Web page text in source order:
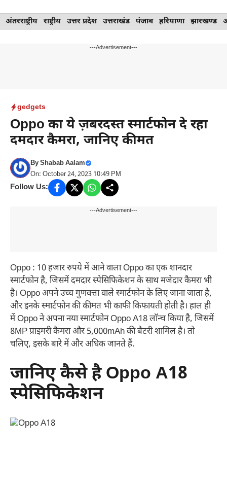
Skip
to
अंतरराष्ट्रीय राष्ट्रीय उत्तर प्रदेश उत्तराखंड पंजाब हरियाणा झारखण्ड
---Advertisement---
gedgets
Oppo का ये ज़बरदस्त स्मार्टफोन दे रहा
दमदार कैमरा, जानिए कीमत
ByShabab Aalam
On: October 24, 2023 10:49 PM
Follow Us:
---Advertisement---
Oppo : 10 हजार रुपये में आने वाला Oppo का एक शानदार
स्मार्टफोन है, जिसमें दमदार स्पेसिफिकेशन के साथ मजेदार कैमरा भी
है। Oppo अपने उच्च गुणवत्ता वाले स्मार्टफोन के लिए जाना जाता है,
और इनके स्मार्टफोन की कीमत भी काफी किफायती होती है। हाल ही
में Oppo ने अपना नया स्मार्टफोन Oppo A18 लॉन्च किया है, जिसमें
8MP प्राइमरी कैमरा और 5,000mAh की बैटरी शामिल है। तो
चलिए, इसके बारे में और अधिक जानते हैं.
जानिए कैसे है Oppo A18
स्पेसिफिकेशन